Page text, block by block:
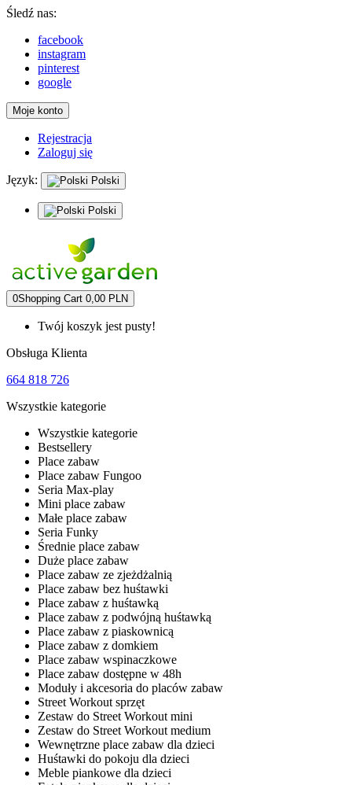
Śledź nas:
facebook
instagram
pinterest
google
Moje konto
Rejestracja
Zaloguj się
Język: Polski
Polski
0Shopping Cart 0,00 PLN
Twój koszyk jest pusty!
Obsługa Klienta
664 818 726
Wszystkie kategorie
Wszystkie kategorie
Bestsellery
Place zabaw
Place zabaw Fungoo
Seria Max-play
Mini place zabaw
Małe place zabaw
Seria Funky
Średnie place zabaw
Duże place zabaw
Place zabaw ze zjeżdżalnią
Place zabaw bez huśtawki
Place zabaw z huśtawką
Place zabaw z podwójną huśtawką
Place zabaw z piaskownicą
Place zabaw z domkiem
Place zabaw wspinaczkowe
Place zabaw dostępne w 48h
Moduły i akcesoria do placów zabaw
Street Workout sprzęt
Zestaw do Street Workout mini
Zestaw do Street Workout medium
Wewnętrzne place zabaw dla dzieci
Huśtawki do pokoju dla dzieci
Meble piankowe dla dzieci